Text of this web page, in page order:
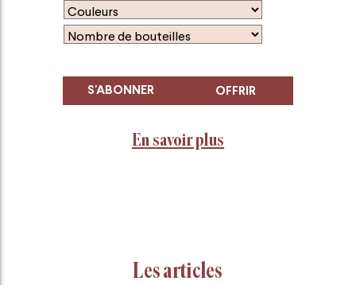
S'ABONNER OFFRIR
En savoir plus
Les articles